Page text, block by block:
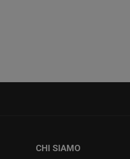
CHI SIAMO